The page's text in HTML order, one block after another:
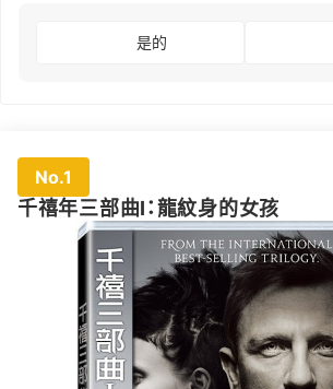
是的
No.1
千禧年三部曲I：龍紋身的女孩